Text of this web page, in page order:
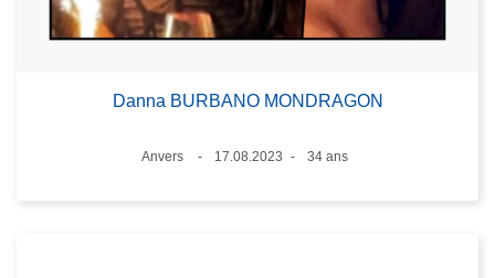
Danna BURBANO MONDRAGON
Lieux
Anvers
17.08.2023
34 ans